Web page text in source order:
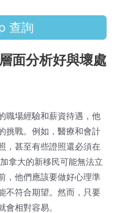
查詢
面分析好與壞處
職場經驗和薪資待遇，他
挑戰。例如，醫療和會計
，甚至有些證照還必須在
拿大的新移民可能無法立
，他們應該要做好心理準
不符合期望。然而，只要
會相對容易。